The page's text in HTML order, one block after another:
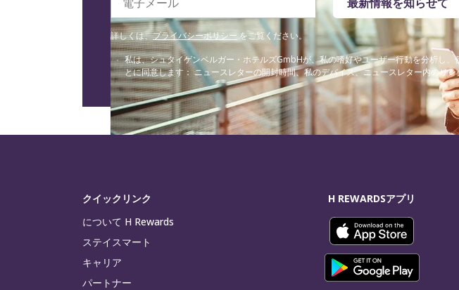
詳しくは、プライバシーポリシーをご覧ください。
私は、シュタイゲンベルガー・ホテルズGmbHが、私の嗜好やユーザー行動を分析し
とに同意します： ニュースレターの開封時間、私のデバイス、ニュースレター内のリ
クイックリンク
について H Rewards
ステイスマート
キャリア
パートナー
H REWARDSアプリ